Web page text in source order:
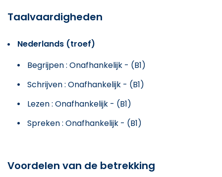
Taalvaardigheden
Nederlands (troef)
Begrijpen : Onafhankelijk - (B1)
Schrijven : Onafhankelijk - (B1)
Lezen : Onafhankelijk - (B1)
Spreken : Onafhankelijk - (B1)
Voordelen van de betrekking